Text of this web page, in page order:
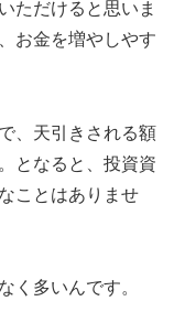
ただけると思いま
お金を増やしやす
、天引きされる額
となると、投資資
ことはありませ
く多いんです。